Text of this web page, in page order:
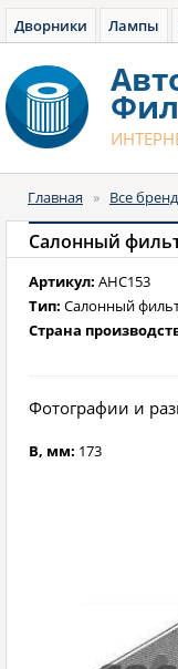
Дворники Лампы
Главная » Все
Салонный
Артикул: AHC153
Тип: Салонный
Страна
Фотографии и
B, мм: 173